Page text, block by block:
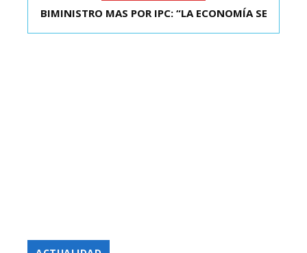
KAST SE REUNIÓ CON EL PRESIDENTE ELECTO DE
BIMINISTRO MAS POR IPC: “LA ECONOMÍA SE